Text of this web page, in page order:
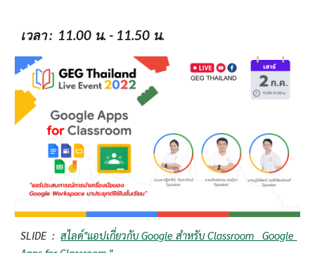
เวลา :  11.00 น. - 11.50 น.
SLIDE  : สไลด์"แอปเกี่ยวกับ Google สำหรับ Classroom   Google